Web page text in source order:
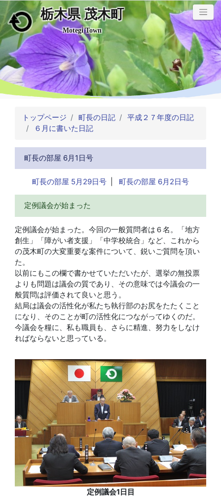
メインコンテンツにスキップ
栃木県 茂木町
Motegi Town
トップページ 町長の日記
平成２７年度の日記
６月に書いた日記
町長の部屋 6月1日号
町長の部屋 5月29日号 町長の部屋 6月2日号
定例議会が始まった
定例議会が始まった。今回の一般質問者は６名。「地方
創生」「障がい者支援」「中学校統合」など、これから
の茂木町の大変重要な案件について、鋭いご質問を頂い
た。
以前にもこの欄で書かせていただいたが、選挙の無投票
よりも問題は議会の質であり、その意味では今議会の一
般質問は評価されて良いと思う。
結局は議会の活性化が私たち執行部のお尻をたたくこと
になり、そのことが町の活性化につながってゆくのだ。
今議会を糧に、私も職員も、さらに精進、努力をしなけ
ればならないと思っている。
定例議会1日目